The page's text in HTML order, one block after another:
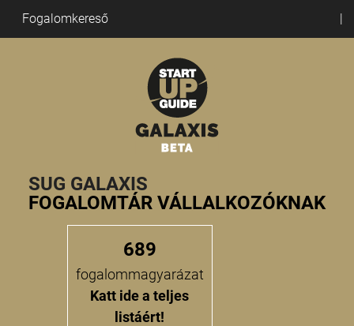
Fogalomkereső
SUG GALAXIS
FOGALOMTÁR VÁLLALKOZÓKNAK
689
fogalommagyarázat
Katt ide a teljes
listáért!